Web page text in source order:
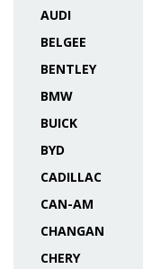
AUDI
BELGEE
BENTLEY
BMW
BUICK
BYD
CADILLAC
CAN-AM
CHANGAN
CHERY